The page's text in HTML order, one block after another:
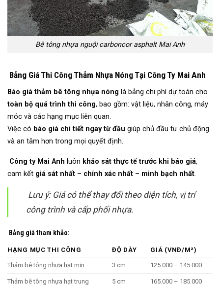
Bê tông nhựa nguội carboncor asphalt Mai Anh
Bảng Giá Thi Công Thảm Nhựa Nóng Tại Công Ty Mai Anh
Báo giá thảm bê tông nhựa nóng là bảng chi phí dự toán cho
toàn bộ quá trình thi công, bao gồm: vật liệu, nhân công, máy
móc và các hạng mục liên quan.
Việc có báo giá chi tiết ngay từ đầu giúp chủ đầu tư chủ động
và an tâm hơn trong mọi quyết định.
Công ty Mai Anh luôn khảo sát thực tế trước khi báo giá,
cam kết giá sát nhất – chính xác nhất – minh bạch nhất.
Lưu ý: Giá có thể thay đổi theo diện tích, vị trí
công trình và cấp phối nhựa.
Bảng giá tham khảo:
HẠNG MỤC THI CÔNG ĐỘ DÀY GIÁ (VNĐ/M²)
Thảm bê tông nhựa hạt mịn 3 cm 125.000 – 145.000
Thảm bê tông nhựa hạt trung 5 cm 165.000 – 185.000